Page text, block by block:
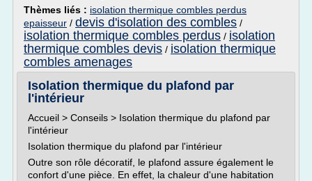
Thèmes liés : isolation thermique combles perdus
epaisseur / devis d'isolation des combles /
isolation thermique combles perdus / isolation
thermique combles devis / isolation thermique
combles amenages
Isolation thermique du plafond par
l'intérieur
Accueil > Conseils > Isolation thermique du plafond par
l'intérieur
Isolation thermique du plafond par l'intérieur
Outre son rôle décoratif, le plafond assure également le
confort d'une pièce. En effet, la chaleur d'une habitation